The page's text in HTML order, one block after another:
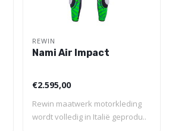
REWIN
Nami Air Impact
€2.595,00
Rewin maatwerk motorkleding
wordt volledig in Italië geprodu..